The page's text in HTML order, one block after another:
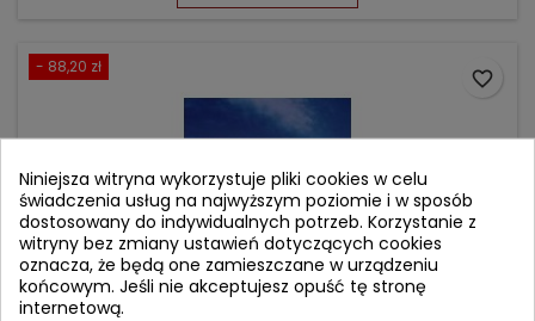
- 88,20 zł
favorite_border
Niniejsza witryna wykorzystuje pliki cookies w celu
świadczenia usług na najwyższym poziomie i w sposób
dostosowany do indywidualnych potrzeb. Korzystanie z
witryny bez zmiany ustawień dotyczących cookies
oznacza, że będą one zamieszczane w urządzeniu
końcowym. Jeśli nie akceptujesz opuść tę stronę
internetową.